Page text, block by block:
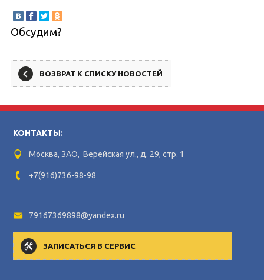
Обсудим?
ВОЗВРАТ К СПИСКУ НОВОСТЕЙ
КОНТАКТЫ:
Москва, ЗАО, Верейская ул., д. 29, стр. 1
+7(916)736-98-98
79167369898@yandex.ru
ЗАПИСАТЬСЯ В СЕРВИС